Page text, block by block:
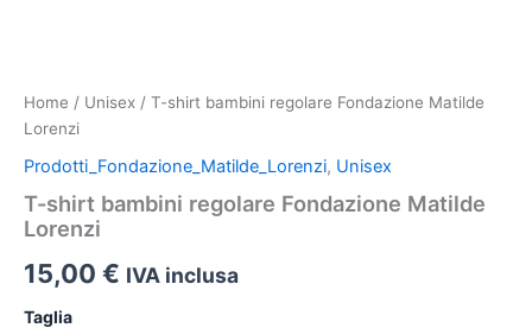
Home / Unisex / T-shirt bambini regolare Fondazione Matilde
Lorenzi
Prodotti_Fondazione_Matilde_Lorenzi, Unisex
T-shirt bambini regolare Fondazione Matilde
Lorenzi
15,00 € IVA inclusa
Taglia